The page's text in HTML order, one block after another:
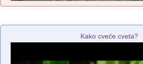
Kako cveće cveta?